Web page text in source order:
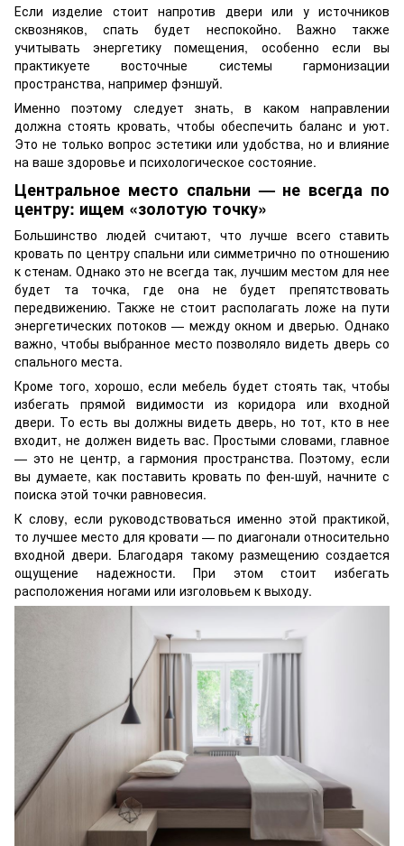
Если изделие стоит напротив двери или у источников
сквозняков, спать будет неспокойно. Важно также
учитывать энергетику помещения, особенно если вы
практикуете восточные системы гармонизации
пространства, например фэншуй.
Именно поэтому следует знать, в каком направлении
должна стоять кровать, чтобы обеспечить баланс и уют.
Это не только вопрос эстетики или удобства, но и влияние
на ваше здоровье и психологическое состояние.
Центральное место спальни — не всегда по
центру: ищем «золотую точку»
Большинство людей считают, что лучше всего ставить
кровать по центру спальни или симметрично по отношению
к стенам. Однако это не всегда так, лучшим местом для нее
будет та точка, где она не будет препятствовать
передвижению. Также не стоит располагать ложе на пути
энергетических потоков — между окном и дверью. Однако
важно, чтобы выбранное место позволяло видеть дверь со
спального места.
Кроме того, хорошо, если мебель будет стоять так, чтобы
избегать прямой видимости из коридора или входной
двери. То есть вы должны видеть дверь, но тот, кто в нее
входит, не должен видеть вас. Простыми словами, главное
— это не центр, а гармония пространства. Поэтому, если
вы думаете, как поставить кровать по фен-шуй, начните с
поиска этой точки равновесия.
К слову, если руководствоваться именно этой практикой,
то лучшее место для кровати — по диагонали относительно
входной двери. Благодаря такому размещению создается
ощущение надежности. При этом стоит избегать
расположения ногами или изголовьем к выходу.